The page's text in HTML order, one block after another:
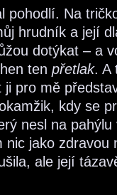
pohodlí. Na
hrudník a její
dotýkat – a
ten přetlak. A
ji pro mě
kdy se
nesl na
nic jako zdravou
ale její